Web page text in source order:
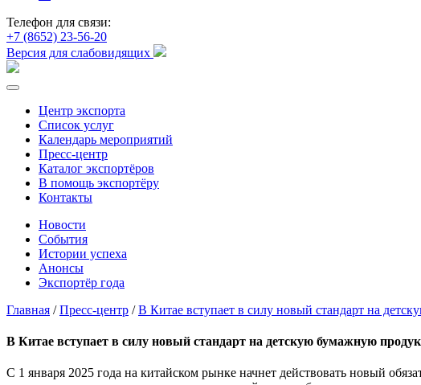
Телефон для связи:
+7 (8652) 23-56-20
Версия для слабовидящих
Центр экспорта
Список услуг
Календарь мероприятий
Пресс-центр
Каталог экспортёров
В помощь экспортёру
Контакты
Новости
События
Истории успеха
Анонсы
Экспортёр года
Главная /Пресс-центр /В Китае вступает в силу новый стандарт на
В Китае вступает в силу новый стандарт на детскую бумажную
С 1 января 2025 года на китайском рынке начнет действовать новый